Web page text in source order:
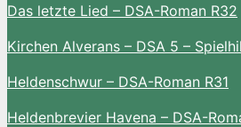
Das letzte Lied – DSA-Roman R32
Kirchen Alverans – DSA 5 –
Heldenschwur – DSA-Roman R31
Heldenbrevier Havena – DSA-